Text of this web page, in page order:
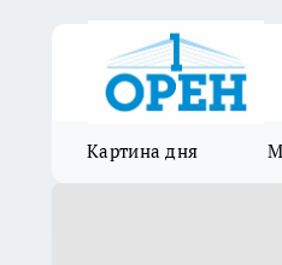
Картина дня